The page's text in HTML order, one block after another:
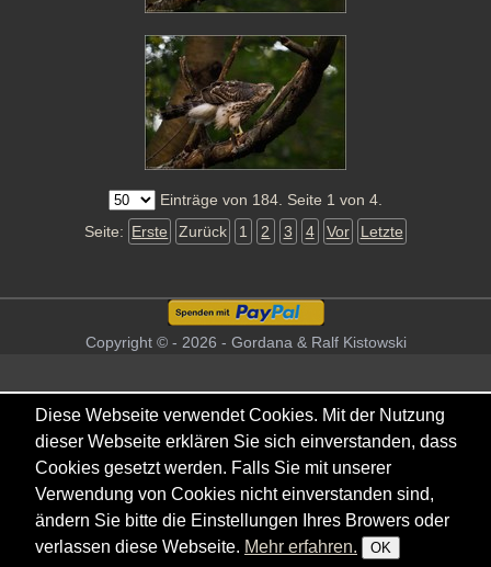
Einträge von 184. Seite 1 von 4.
Seite: Erste Zurück 1 2 3 4 Vor Letzte
Copyright © - 2026 - Gordana & Ralf Kistowski
Diese Webseite verwendet Cookies. Mit der Nutzung
dieser Webseite erklären Sie sich einverstanden, dass
Cookies gesetzt werden. Falls Sie mit unserer
Verwendung von Cookies nicht einverstanden sind,
ändern Sie bitte die Einstellungen Ihres Browers oder
verlassen diese Webseite. Mehr erfahren. OK